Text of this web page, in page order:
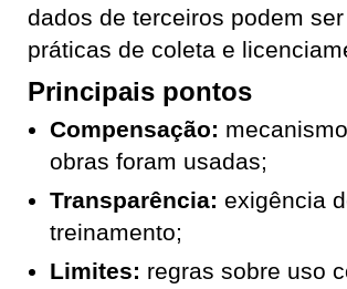
dados de terceiros podem
práticas de coleta e
Principais pontos
Compensação:
obras foram usadas;
Transparência: exigência
treinamento;
Limites: regras sobre uso